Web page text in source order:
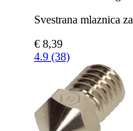
Svestrana mlaznica
€ 8,39
4.9 (38)